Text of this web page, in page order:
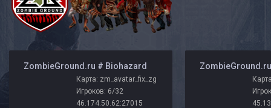
️ ZombieGround.ru # Biohazard
Карта: zm_avatar_fix_zg
Игроков: 6/32
46.174.50.62:27015